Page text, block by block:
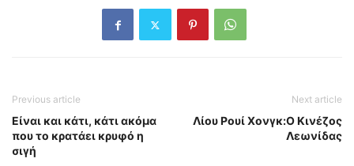
Previous article
Είναι και κάτι, κάτι ακόμα
που το κρατάει κρυφό η
σιγή
Next article
Λίου Ρουί Χονγκ:Ο Κινέζος
Λεωνίδας